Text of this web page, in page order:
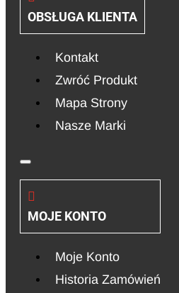
OBSŁUGA KLIENTA
Kontakt
Zwróć Produkt
Mapa Strony
Nasze Marki
MOJE KONTO
Moje Konto
Historia Zamówień